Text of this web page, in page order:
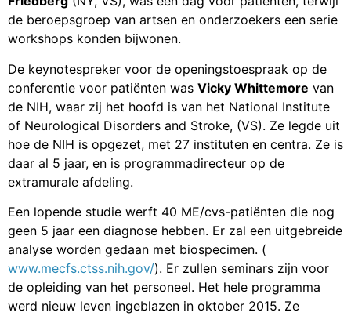
de beroepsgroep van artsen en onderzoekers een serie
workshops konden bijwonen.
De keynotespreker voor de openingstoespraak op de
conferentie voor patiënten was Vicky Whittemore van
de NIH, waar zij het hoofd is van het National Institute
of Neurological Disorders and Stroke, (VS). Ze legde uit
hoe de NIH is opgezet, met 27 instituten en centra. Ze is
daar al 5 jaar, en is programmadirecteur op de
extramurale afdeling.
Een lopende studie werft 40 ME/cvs-patiënten die nog
geen 5 jaar een diagnose hebben. Er zal een uitgebreide
analyse worden gedaan met biospecimen. (
www.mecfs.ctss.nih.gov/). Er zullen seminars zijn voor
de opleiding van het personeel. Het hele programma
werd nieuw leven ingeblazen in oktober 2015. Ze